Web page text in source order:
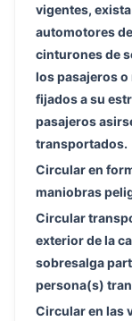
vigentes,
automotores
cinturones de
los pasajeros
fijados a su
pasajeros
transportados.
Circular en
maniobras
Circular
exterior de la
sobresalga
persona(s)
Circular en las